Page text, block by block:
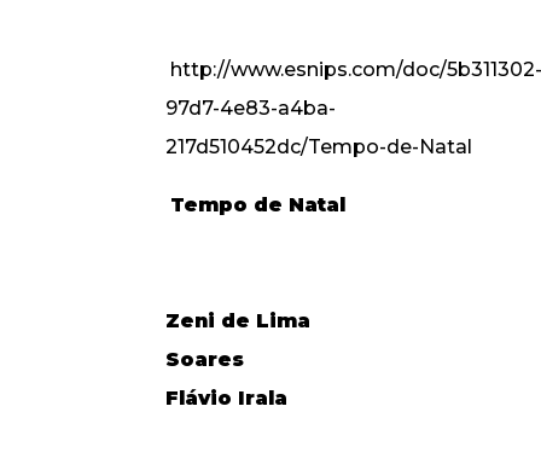
http://www.esnips.com/doc/5b311302-
97d7-4e83-a4ba-
217d510452dc/Tempo-de-Natal
Tempo de Natal
Zeni de Lima
Soares
Flávio Irala